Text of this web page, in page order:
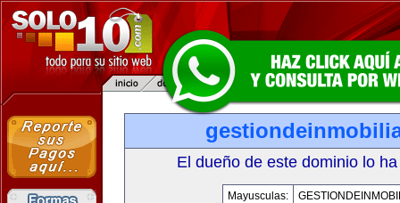
El dueño de este dominio lo
Mayusculas: